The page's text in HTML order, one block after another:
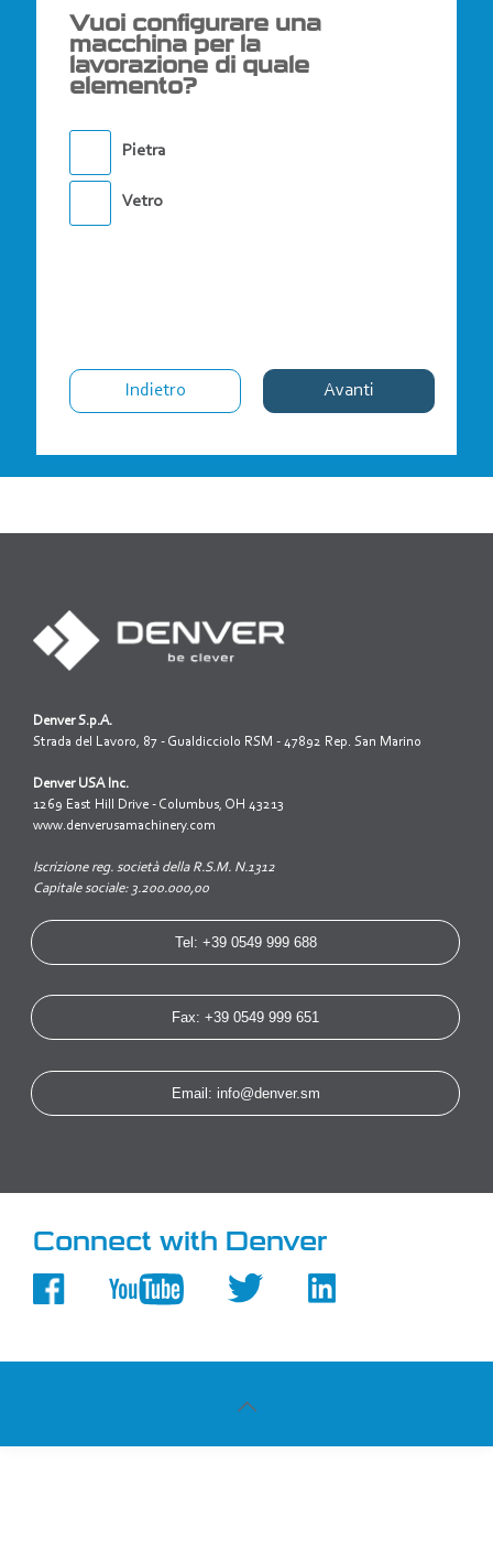
Vuoi configurare una
macchina per la
lavorazione di quale
elemento?
Pietra
Vetro
Indietro Avanti
Denver S.p.A.
Strada del Lavoro, 87 - Gualdicciolo RSM - 47892 Rep. San Marino
Denver USA Inc.
1269 East Hill Drive - Columbus, OH 43213
www.denverusamachinery.com
Iscrizione reg. società della R.S.M. N.1312
Capitale sociale: 3.200.000,00
Tel: +39 0549 999 688
Fax: +39 0549 999 651
Email: info@denver.sm
Connect with Denver